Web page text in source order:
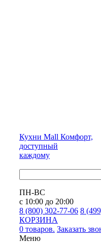
Кухни Mall Комфорт,
доступный
каждому
ПН-ВС
с 10:00 до 20:00
8 (800) 302-77-06 8
КОРЗИНА
0 товаров. Заказать
Меню